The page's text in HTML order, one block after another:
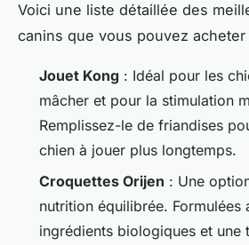
Voici une liste détaillée des
canins que vous pouvez
Jouet Kong : Idéal pour les
mâcher et pour la stimulation
Remplissez-le de friandises
chien à jouer plus longtemps.
Croquettes Orijen : Une
nutrition équilibrée. Formulées
ingrédients biologiques et une